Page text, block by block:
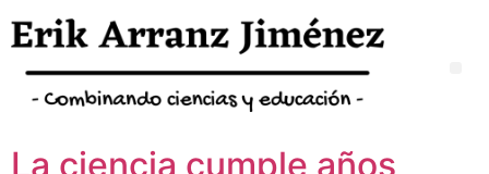
La ciencia cumple años